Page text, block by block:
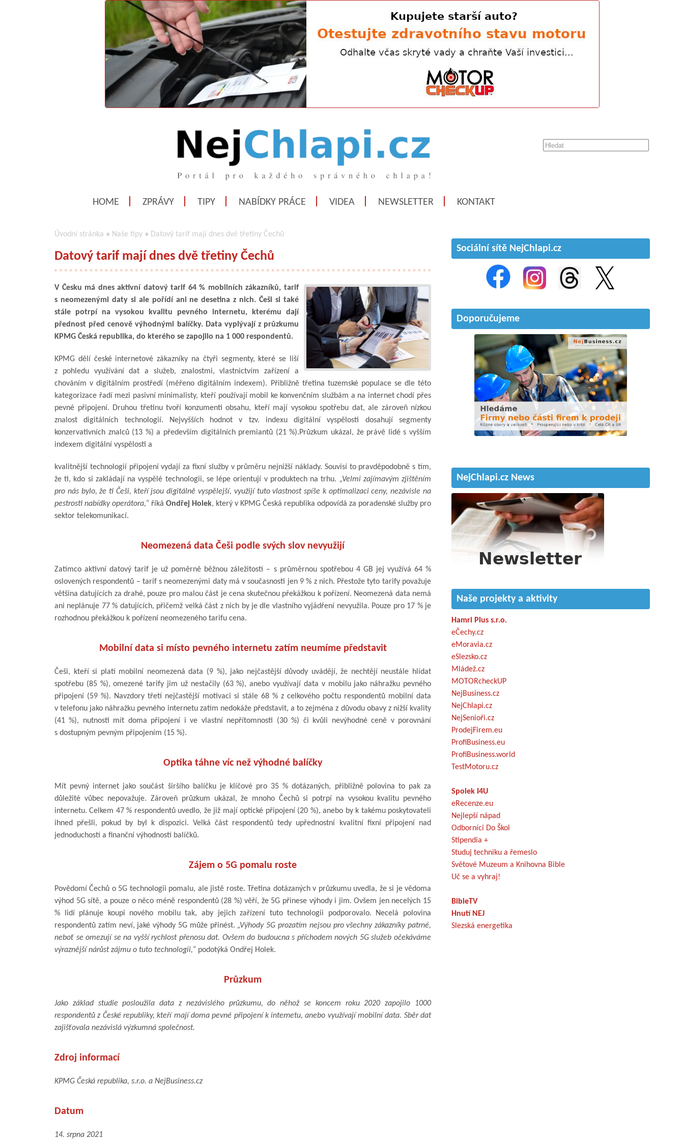
HOME ZPRÁVY TIPY NABÍDKY PRÁCE VIDEA NEWSLETTER KONTAKT
Úvodní stránka » Naše tipy » Datový tarif mají dnes dvě třetiny Čechů
Datový tarif mají dnes dvě třetiny Čechů
V Česku má dnes aktivní datový tarif 64 % mobilních zákazníků, tarif
s neomezenými daty si ale pořídí ani ne desetina z nich. Češi si také
stále potrpí na vysokou kvalitu pevného internetu, kterému dají
přednost před cenově výhodnými balíčky. Data vyplývají z průzkumu
KPMG Česká republika, do kterého se zapojilo na 1 000 respondentů.
KPMG dělí české internetové zákazníky na čtyři segmenty, které se liší
z pohledu využívání dat a služeb, znalostmi, vlastnictvím zařízení a
chováním v digitálním prostředí (měřeno digitálním indexem). Přibližně třetina tuzemské populace se dle této
kategorizace řadí mezi pasivní minimalisty, kteří používají mobil ke konvenčním službám a na internet chodí přes
pevné připojení. Druhou třetinu tvoří konzumenti obsahu, kteří mají vysokou spotřebu dat, ale zároveň nízkou
znalost digitálních technologií. Nejvyšších hodnot v tzv. indexu digitální vyspělosti dosahují segmenty
konzervativních znalců (13 %) a především digitálních premiantů (21 %).Průzkum ukázal, že právě lidé s vyšším
indexem digitální vyspělosti a
kvalitnější technologií připojení vydají za fixní služby v průměru nejnižší náklady. Souvisí to pravděpodobně s tím,
že ti, kdo si zakládají na vyspělé technologii, se lépe orientují v produktech na trhu. „Velmi zajímavým zjištěním
pro nás bylo, že ti Češi, kteří jsou digitálně vyspělejší, využijí tuto vlastnost spíše k optimalizaci ceny, nezávisle na
pestrosti nabídky operátora,“ říká Ondřej Holek, který v KPMG Česká republika odpovídá za poradenské služby pro
sektor telekomunikací.
Neomezená data Češi podle svých slov nevyužijí
Zatímco aktivní datový tarif je už poměrně běžnou záležitostí – s průměrnou spotřebou 4 GB jej využívá 64 %
oslovených respondentů – tarif s neomezenými daty má v současnosti jen 9 % z nich. Přestože tyto tarify považuje
většina datujících za drahé, pouze pro malou část je cena skutečnou překážkou k pořízení. Neomezená data nemá
ani neplánuje 77 % datujících, přičemž velká část z nich by je dle vlastního vyjádření nevyužila. Pouze pro 17 % je
rozhodnou překážkou k pořízení neomezeného tarifu cena.
Mobilní data si místo pevného internetu zatím neumíme představit
Češi, kteří si platí mobilní neomezená data (9 %), jako nejčastější důvody uvádějí, že nechtějí neustále hlídat
spotřebu (85 %), omezené tarify jim už nestačily (63 %), anebo využívají data v mobilu jako náhražku pevného
připojení (59 %). Navzdory třetí nejčastější motivaci si stále 68 % z celkového počtu respondentů mobilní data
v telefonu jako náhražku pevného internetu zatím nedokáže představit, a to zejména z důvodu obavy z nižší kvality
(41 %), nutnosti mít doma připojení i ve vlastní nepřítomnosti (30 %) či kvůli nevýhodné ceně v porovnání
s dostupným pevným připojením (15 %).
­­Optika táhne víc než výhodné balíčky
Mít pevný internet jako součást širšího balíčku je klíčové pro 35 % dotázaných, přibližně polovina to pak za
důležité vůbec nepovažuje. Zároveň průzkum ukázal, že mnoho Čechů si potrpí na vysokou kvalitu pevného
internetu. Celkem 47 % respondentů uvedlo, že již mají optické připojení (20 %), anebo by k takému poskytovateli
ihned přešli, pokud by byl k dispozici. Velká část respondentů tedy upřednostní kvalitní fixní připojení nad
jednoduchostí a finanční výhodností balíčků.
Zájem o 5G pomalu roste
Povědomí Čechů o 5G technologii pomalu, ale jistě roste. Třetina dotázaných v průzkumu uvedla, že si je vědoma
výhod 5G sítě, a pouze o něco méně respondentů (28 %) věří, že 5G přinese výhody i jim. Ovšem jen necelých 15
% lidí plánuje koupi nového mobilu tak, aby jejich zařízení tuto technologii podporovalo. Necelá polovina
respondentů zatím neví, jaké výhody 5G může přinést. „Výhody 5G prozatím nejsou pro všechny zákazníky patrné,
neboť se omezují se na vyšší rychlost přenosu dat. Ovšem do budoucna s příchodem nových 5G služeb očekáváme
výraznější nárůst zájmu o tuto technologii,“ podotýká Ondřej Holek.
Průzkum
Jako základ studie posloužila data z nezávislého průzkumu, do něhož se koncem roku 2020 zapojilo 1000
respondentů z České republiky, kteří mají doma pevné připojení k internetu, anebo využívají mobilní data. Sběr dat
zajišťovala nezávislá výzkumná společnost.
Zdroj informací
KPMG Česká republika, s.r.o. a NejBusiness.cz
Datum
14. srpna 2021
Sociální sítě NejChlapi.cz
Doporučujeme
NejChlapi.cz News
Naše projekty a aktivity
Hamri Plus s.r.o.
eČechy.cz
eMoravia.cz
eSlezsko.cz
Mládež.cz
MOTORcheckUP
NejBusiness.cz
NejChlapi.cz
NejSenioři.cz
ProdejFirem.eu
ProfiBusiness.eu
ProfiBusiness.world
TestMotoru.cz
Spolek I4U
eRecenze.eu
Nejlepší nápad
Odborníci Do Škol
Stipendia +
Studuj techniku a řemeslo
Světové Muzeum a Knihovna Bible
Uč se a vyhraj!
BibleTV
Hnutí NEJ
Slezská energetika